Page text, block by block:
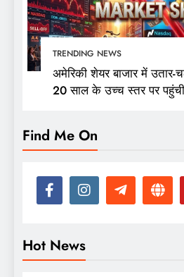
TRENDING NEWS
अमेरिकी शेयर बाजार में उतार-
20 साल के उच्च स्तर पर
Find Me On
Hot News